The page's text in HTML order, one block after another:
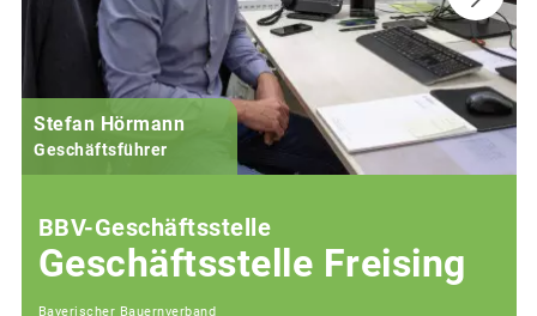
Stefan Hörmann
Geschäftsführer
BBV-Geschäftsstelle
Geschäftsstelle Freising
Bayerischer Bauernverband